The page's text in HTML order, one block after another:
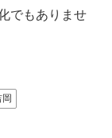
でもありませ
岡